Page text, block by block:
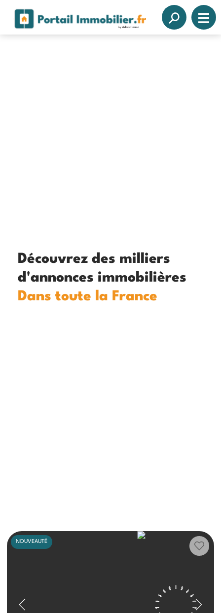
Découvrez des milliers
d'annonces immobilières
Dans toute la France
NOUVEAUTÉ